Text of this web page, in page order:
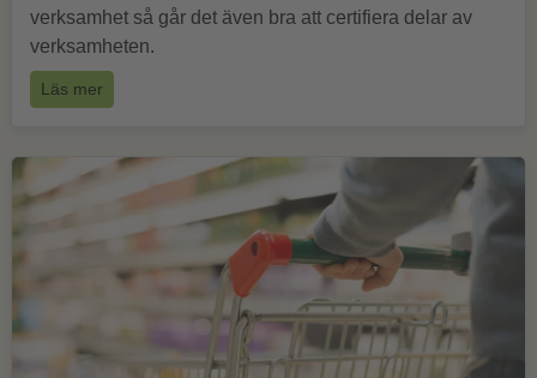
verksamhet så går det även bra att certifiera delar av
verksamheten.
Läs mer